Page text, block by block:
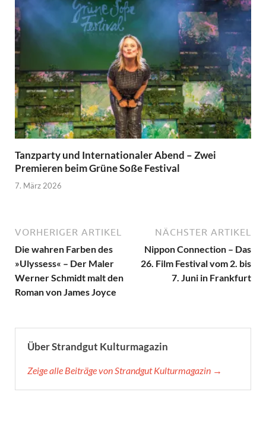
Tanzparty und Internationaler Abend – Zwei
Premieren beim Grüne Soße Festival
7. März 2026
VORHERIGER ARTIKEL
Die wahren Farben des
»Ulyssess« – Der Maler
Werner Schmidt malt den
Roman von James Joyce
NÄCHSTER ARTIKEL
Nippon Connection – Das
26. Film Festival vom 2. bis
7. Juni in Frankfurt
Über Strandgut Kulturmagazin
Zeige alle Beiträge von Strandgut Kulturmagazin →